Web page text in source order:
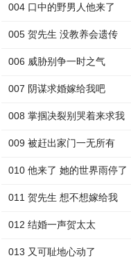
004 口中的野男人他来了
005 贺先生 没教养会遗传
006 威胁别争一时之气
007 阴谋求婚嫁给我吧
008 掌掴决裂别哭着来求我
009 被赶出家门一无所有
010 他来了 她的世界雨停了
011 贺先生 想不想嫁给我
012 结婚一声贺太太
013 又可耻地心动了